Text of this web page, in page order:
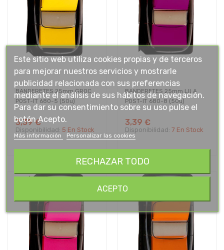
BANDERETES 25mm GROC
POST-IT 680-5 (50u)
3,39 €
Disponibilidad: 5 En Stock
BANDERETES 25mm LILA
POST-IT 680-8 (50u)
3,39 €
Disponibilidad: 7 En Stock
Este sitio web utiliza cookies propias y de terceros
para mejorar nuestros servicios y mostrarle
publicidad relacionada con sus preferencias
mediante el análisis de sus hábitos de navegación.
Para dar su consentimiento sobre su uso pulse el
botón Acepto.
Más información Personalizar las cookies
RECHAZAR TODO
ACEPTO